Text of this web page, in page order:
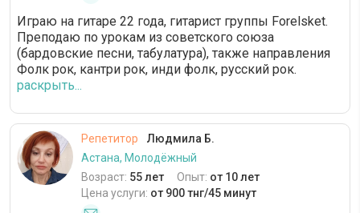
Играю на гитаре 22 года, гитарист группы Forelsket.
Преподаю по урокам из советского союза
(бардовские песни, табулатура), также направления
Фолк рок, кантри рок, инди фолк, русский рок.
раскрыть...
Репетитор
Людмила Б.
Астана, Молодёжный
Возраст: 55 лет Опыт: от 10 лет
Цена услуги: от 900 тнг/45 минут